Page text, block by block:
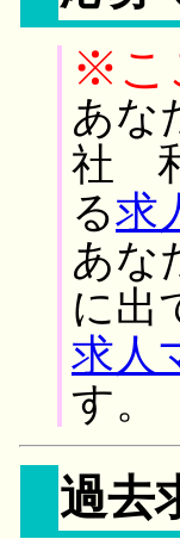
※こ
あな
社
る求
あな
に出
求人
す。
過去